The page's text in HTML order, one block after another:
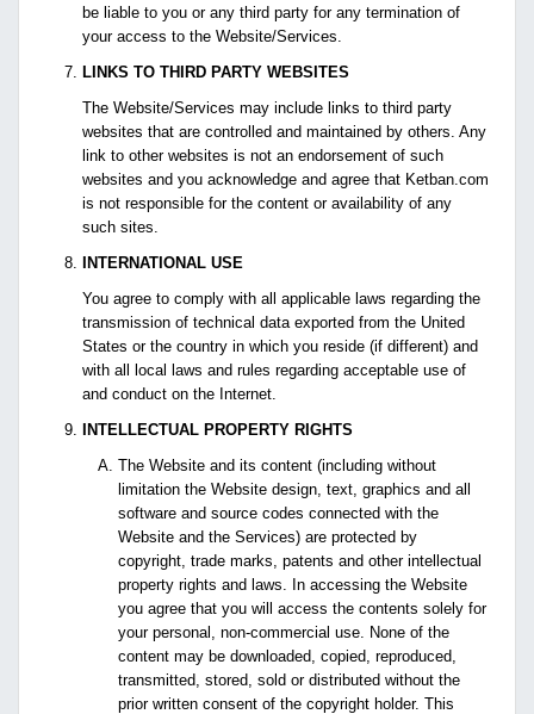
be liable to you or any third party for any termination of
your access to the Website/Services.
LINKS TO THIRD PARTY WEBSITES
The Website/Services may include links to third party
websites that are controlled and maintained by others. Any
link to other websites is not an endorsement of such
websites and you acknowledge and agree that Ketban.com
is not responsible for the content or availability of any
such sites.
INTERNATIONAL USE
You agree to comply with all applicable laws regarding the
transmission of technical data exported from the United
States or the country in which you reside (if different) and
with all local laws and rules regarding acceptable use of
and conduct on the Internet.
INTELLECTUAL PROPERTY RIGHTS
The Website and its content (including without
limitation the Website design, text, graphics and all
software and source codes connected with the
Website and the Services) are protected by
copyright, trade marks, patents and other intellectual
property rights and laws. In accessing the Website
you agree that you will access the contents solely for
your personal, non-commercial use. None of the
content may be downloaded, copied, reproduced,
transmitted, stored, sold or distributed without the
prior written consent of the copyright holder. This